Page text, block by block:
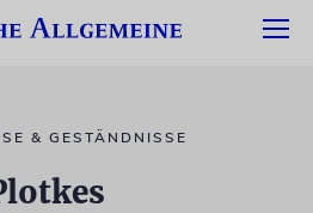
& GESTÄNDNISSE